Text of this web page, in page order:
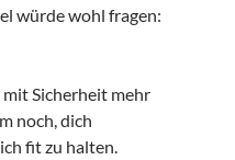
würde wohl fragen:
Sicherheit mehr
noch, dich
fit zu halten.